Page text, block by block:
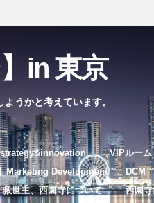
in 東京
うかと考えています。
strategy&innovation VIPルーム
Marketing Development™️、
世主、西園寺について
西園